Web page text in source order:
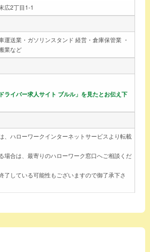
広2丁目1-1
運送業・ガソリンスタンド 経営・倉庫保管業 ・
業など
ライバー求人サイト ブルル」を見たとお伝え下
、ハローワークインターネットサービスより転載
場合は、最寄りのハローワーク窓口へご相談くだ
了している可能性もございますので御了承下さ